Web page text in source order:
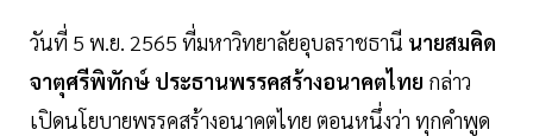
วันที่ 5 พ.ย. 2565 ที่มหาวิทยาลัยอุบลราชธานี นายสมคิด
จาตุศรีพิทักษ์ ประธานพรรคสร้างอนาคตไทย กล่าว
เปิดนโยบายพรรคสร้างอนาคตไทย ตอนหนึ่งว่า ทุกคำพูด